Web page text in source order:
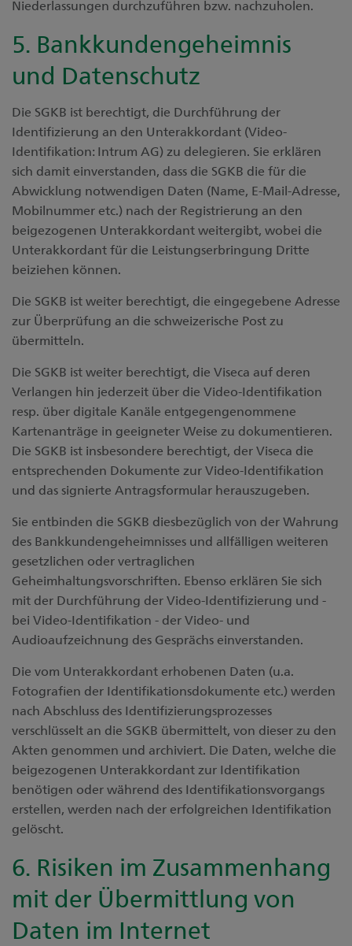
Niederlassungen durchzuführen bzw. nachzuholen.
5. Bankkundengeheimnis
und Datenschutz
Die SGKB ist berechtigt, die Durchführung der
Identifizierung an den Unterakkordant (Video-
Identifikation: Intrum AG) zu delegieren. Sie erklären
sich damit einverstanden, dass die SGKB die für die
Abwicklung notwendigen Daten (Name, E-Mail-Adresse,
Mobilnummer etc.) nach der Registrierung an den
beigezogenen Unterakkordant weitergibt, wobei die
Unterakkordant für die Leistungserbringung Dritte
beiziehen können.
Die SGKB ist weiter berechtigt, die eingegebene Adresse
zur Überprüfung an die schweizerische Post zu
übermitteln.
Die SGKB ist weiter berechtigt, die Viseca auf deren
Verlangen hin jederzeit über die Video-Identifikation
resp. über digitale Kanäle entgegengenommene
Kartenanträge in geeigneter Weise zu dokumentieren.
Die SGKB ist insbesondere berechtigt, der Viseca die
entsprechenden Dokumente zur Video-Identifikation
und das signierte Antragsformular herauszugeben.
Sie entbinden die SGKB diesbezüglich von der Wahrung
des Bankkundengeheimnisses und allfälligen weiteren
gesetzlichen oder vertraglichen
Geheimhaltungsvorschriften. Ebenso erklären Sie sich
mit der Durchführung der Video-Identifizierung und -
bei Video-Identifikation - der Video- und
Audioaufzeichnung des Gesprächs einverstanden.
Die vom Unterakkordant erhobenen Daten (u.a.
Fotografien der Identifikationsdokumente etc.) werden
nach Abschluss des Identifizierungsprozesses
verschlüsselt an die SGKB übermittelt, von dieser zu den
Akten genommen und archiviert. Die Daten, welche die
beigezogenen Unterakkordant zur Identifikation
benötigen oder während des Identifikationsvorgangs
erstellen, werden nach der erfolgreichen Identifikation
gelöscht.
6. Risiken im Zusammenhang
mit der Übermittlung von
Daten im Internet